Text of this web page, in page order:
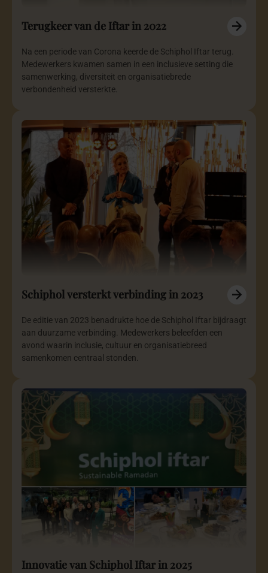
Terugkeer van de Iftar in 2022
Na een periode van Corona keerde de Schiphol Iftar terug.
Medewerkers kwamen samen in een inclusieve setting die
samenwerking, diversiteit en organisatiebrede
verbondenheid versterkte.
Schiphol versterkt verbinding in 2023
De editie van 2023 benadrukte hoe de Schiphol Iftar bijdraagt
aan duurzame verbinding. Medewerkers beleefden een
avond waarin inclusie, cultuur en organisatiebreed
samenkomen centraal stonden.
Innovatie van Schiphol Iftar in 2025